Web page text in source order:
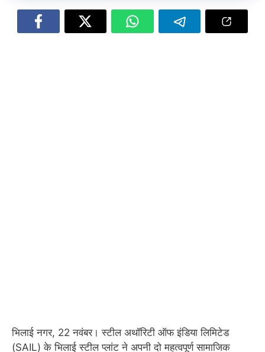
भिलाई नगर, 22 नवंबर। स्टील अथॉरिटी ऑफ इंडिया लिमिटेड
(SAIL) के भिलाई स्टील प्लांट ने अपनी दो महत्वपूर्ण सामाजिक